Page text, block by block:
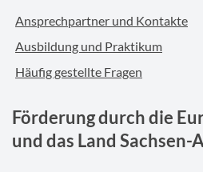
Ansprechpartner und Kontakte
Ausbildung und Praktikum
Häufig gestellte Fragen
Förderung durch die
und das Land Sachsen-